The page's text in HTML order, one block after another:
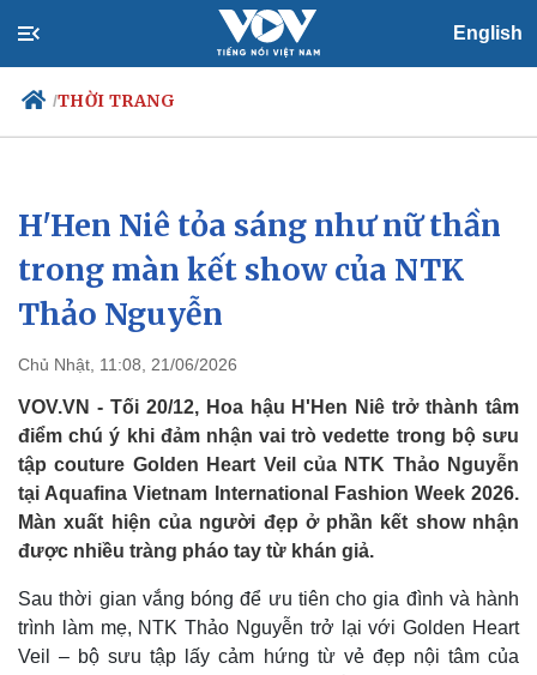
English
/THỜI TRANG
Chính trị
Tổ chức nhân sự
Quốc hội
Nhận diện sự thật
Xã hội
Dự báo thời tiết
H'Hen Niê tỏa sáng như nữ thần
trong màn kết show của NTK
Thảo Nguyễn
Chủ Nhật, 11:08, 21/06/2026
VOV.VN - Tối 20/12, Hoa hậu H'Hen Niê trở thành tâm
điểm chú ý khi đảm nhận vai trò vedette trong bộ sưu
tập couture Golden Heart Veil của NTK Thảo Nguyễn
tại Aquafina Vietnam International Fashion Week 2026.
Màn xuất hiện của người đẹp ở phần kết show nhận
được nhiều tràng pháo tay từ khán giả.
Sau thời gian vắng bóng để ưu tiên cho gia đình và hành
trình làm mẹ, NTK Thảo Nguyễn trở lại với Golden Heart
Veil – bộ sưu tập lấy cảm hứng từ vẻ đẹp nội tâm của